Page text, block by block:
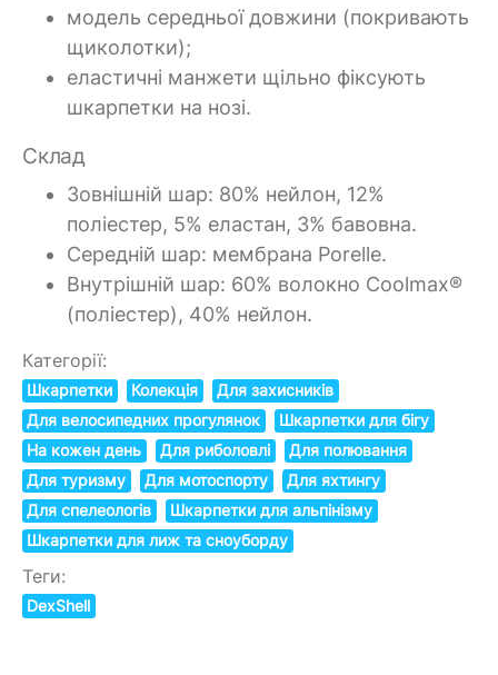
модель середньої довжини (покривають
щиколотки);
еластичні манжети щільно фіксують
шкарпетки на нозі.
Склад
Зовнішній шар: 80% нейлон, 12%
поліестер, 5% еластан, 3% бавовна.
Середній шар: мембрана Porelle.
Внутрішній шар: 60% волокно Coolmax®
(поліестер), 40% нейлон.
Категорії:
Шкарпетки Колекція
Для захисників
Для велосипедних прогулянок
Шкарпетки для бігу
На кожен день
Для риболовлі
Для полювання
Для туризму
Для мотоспорту
Для яхтингу
Для спелеологів
Шкарпетки для альпінізму
Шкарпетки для лиж та сноуборду
Теги:
DexShell